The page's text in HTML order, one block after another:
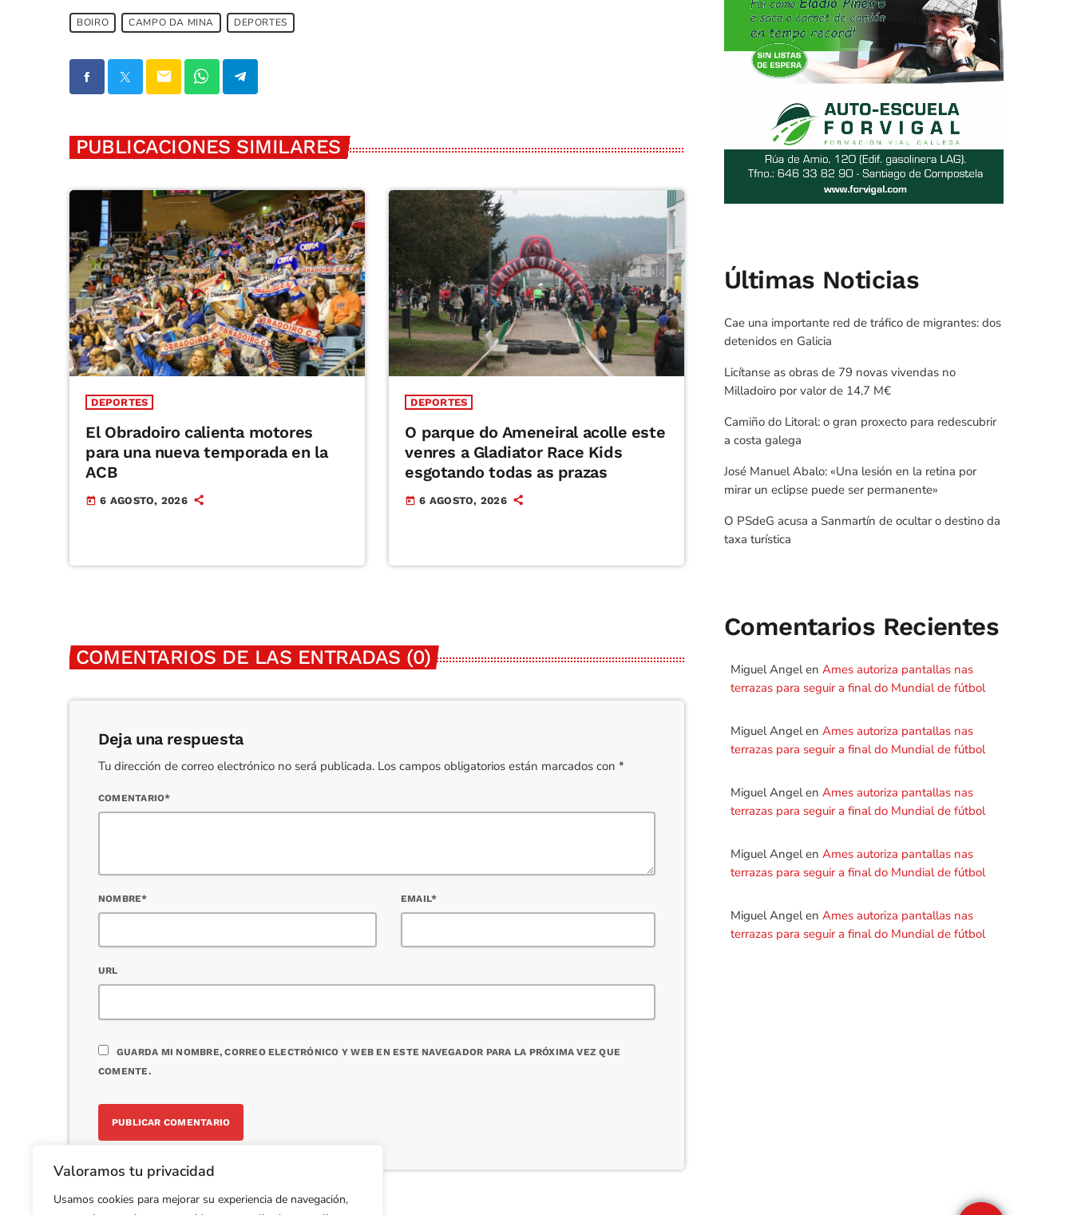
Valoramos tu privacidad
Usamos cookies para mejorar su experiencia de navegación,
BOIRO CAMPO DA MINA DEPORTES
email
PUBLICACIONES SIMILARES
DEPORTES
El Obradoiro calienta motores
para una nueva temporada en la
ACB
today 6 AGOSTO, 2026
DEPORTES
O parque do Ameneiral acolle este
venres a Gladiator Race Kids
esgotando todas as prazas
today 6 AGOSTO, 2026
COMENTARIOS DE LAS ENTRADAS (0)
Deja una respuesta
Tu dirección de correo electrónico no será publicada. Los campos obligatorios están marcados con *
COMENTARIO*
NOMBRE* EMAIL*
URL
GUARDA MI NOMBRE, CORREO ELECTRÓNICO Y WEB EN ESTE NAVEGADOR PARA LA PRÓXIMA VEZ QUE
COMENTE.
Últimas Noticias
Cae una importante red de tráfico de migrantes: dos
detenidos en Galicia
Licítanse as obras de 79 novas vivendas no
Milladoiro por valor de 14,7 M€
Camiño do Litoral: o gran proxecto para redescubrir
a costa galega
José Manuel Abalo: «Una lesión en la retina por
mirar un eclipse puede ser permanente»
O PSdeG acusa a Sanmartín de ocultar o destino da
taxa turística
Comentarios Recientes
Miguel Angelen Ames autoriza pantallas nas
terrazas para seguir a final do Mundial de fútbol
Miguel Angelen Ames autoriza pantallas nas
terrazas para seguir a final do Mundial de fútbol
Miguel Angelen Ames autoriza pantallas nas
terrazas para seguir a final do Mundial de fútbol
Miguel Angelen Ames autoriza pantallas nas
terrazas para seguir a final do Mundial de fútbol
Miguel Angelen Ames autoriza pantallas nas
terrazas para seguir a final do Mundial de fútbol